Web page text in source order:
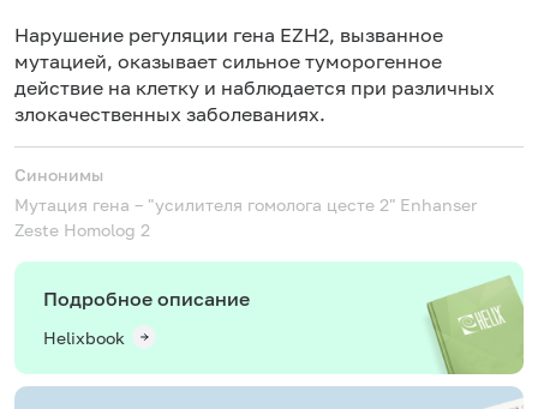
Нарушение регуляции гена EZH2, вызванное
мутацией, оказывает сильное туморогенное
действие на клетку и наблюдается при различных
злокачественных заболеваниях.
Синонимы
Мутация гена – "усилителя гомолога цесте 2" Enhanser
Zeste Homolog 2
Подробное описание
Helixbook